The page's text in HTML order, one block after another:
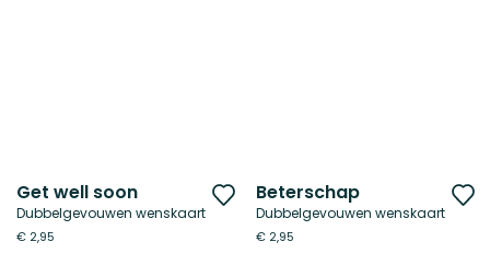
Get well soon
Dubbelgevouwen wenskaart
€ 2,95
Voeg
toe
aan
Beterschap
Dubbelgevouwen wenskaart
€ 2,95